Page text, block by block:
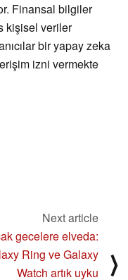
Finansal bilgiler
kişisel veriler
bir yapay zeka
izni vermekte
Next article
gecelere elveda:
Ring ve Galaxy
Watch artık uyku
⟩